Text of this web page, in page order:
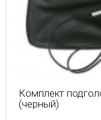
Комплект
(черный)